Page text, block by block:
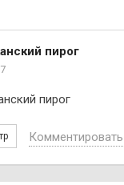
пирог
Комментировать